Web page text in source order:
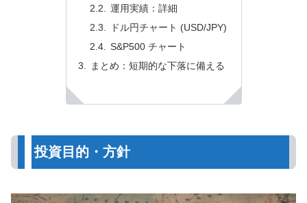
運用実績：詳細
ドル円チャート (USD/JPY)
S&P500 チャート
まとめ：短期的な下落に備える
投資目的・方針